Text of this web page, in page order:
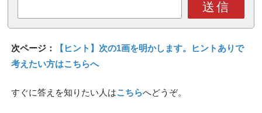
送信
次ページ：
【ヒント】次の1画を明かします。ヒントありで
考えたい方はこちらへ
すぐに答えを知りたい人はこちらへどうぞ。